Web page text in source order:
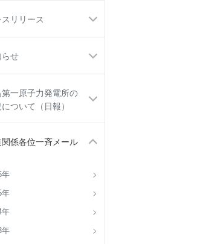
スリリース
らせ
第一原子力発電所の
ついて（日報）
関係各位一斉メール
年
年
年
年